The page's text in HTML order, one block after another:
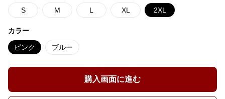
S M L XL 2XL
カラー
ピンク ブルー
購入画面に進む